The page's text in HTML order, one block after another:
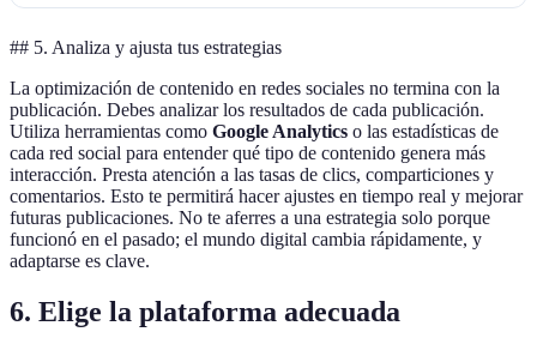
## 5. Analiza y ajusta tus estrategias
La optimización de contenido en redes sociales no termina con la
publicación. Debes analizar los resultados de cada publicación.
Utiliza herramientas como Google Analytics o las estadísticas de
cada red social para entender qué tipo de contenido genera más
interacción. Presta atención a las tasas de clics, comparticiones y
comentarios. Esto te permitirá hacer ajustes en tiempo real y mejorar
futuras publicaciones. No te aferres a una estrategia solo porque
funcionó en el pasado; el mundo digital cambia rápidamente, y
adaptarse es clave.
6. Elige la plataforma adecuada